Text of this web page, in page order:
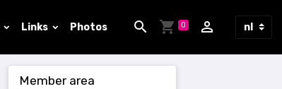
Links Photos 0
Member area